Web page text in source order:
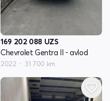
169 202 088 UZS
Chevrolet Gentra II - avlod
2022 31 700 km